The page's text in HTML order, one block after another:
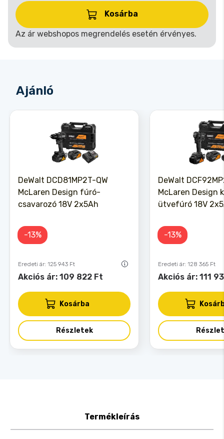
Kosárba
Az ár webshopos megrendelés esetén érvényes.
Ajánló
DeWalt DCD81MP2T-QW
McLaren Design fúró-
csavarozó 18V 2x5Ah
-13%
Eredeti ár: 125 943 Ft
Akciós ár: 109 822 Ft
Kosárba
Részletek
DeWalt
McLaren Design
ütvefúró 18V
-13%
Eredeti ár: 128 365 Ft
Akciós ár: 111
Termékleírás